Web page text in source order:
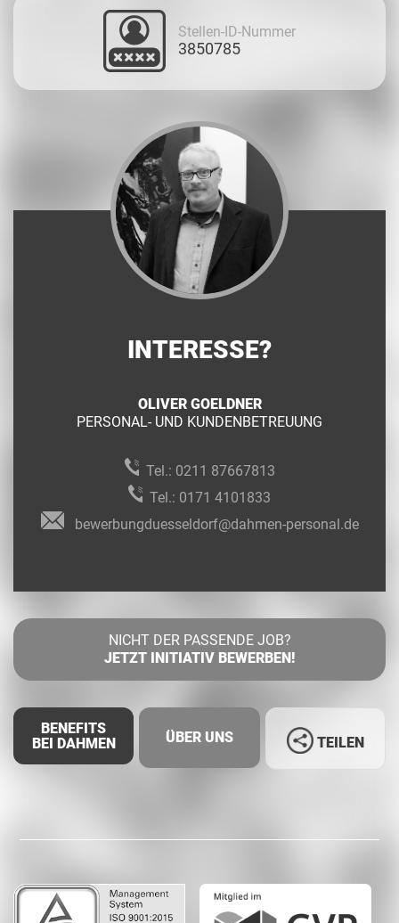
Stellen-ID-Nummer
3850785
INTERESSE?
OLIVER GOELDNER
PERSONAL- UND KUNDENBETREUUNG
Tel.: 0211 87667813
Tel.: 0171 4101833
bewerbungduesseldorf@dahmen-personal.de
NICHT DER PASSENDE JOB?
JETZT INITIATIV BEWERBEN!
BENEFITS
BEI DAHMEN
ÜBER UNS
Whatsapp
TEILEN